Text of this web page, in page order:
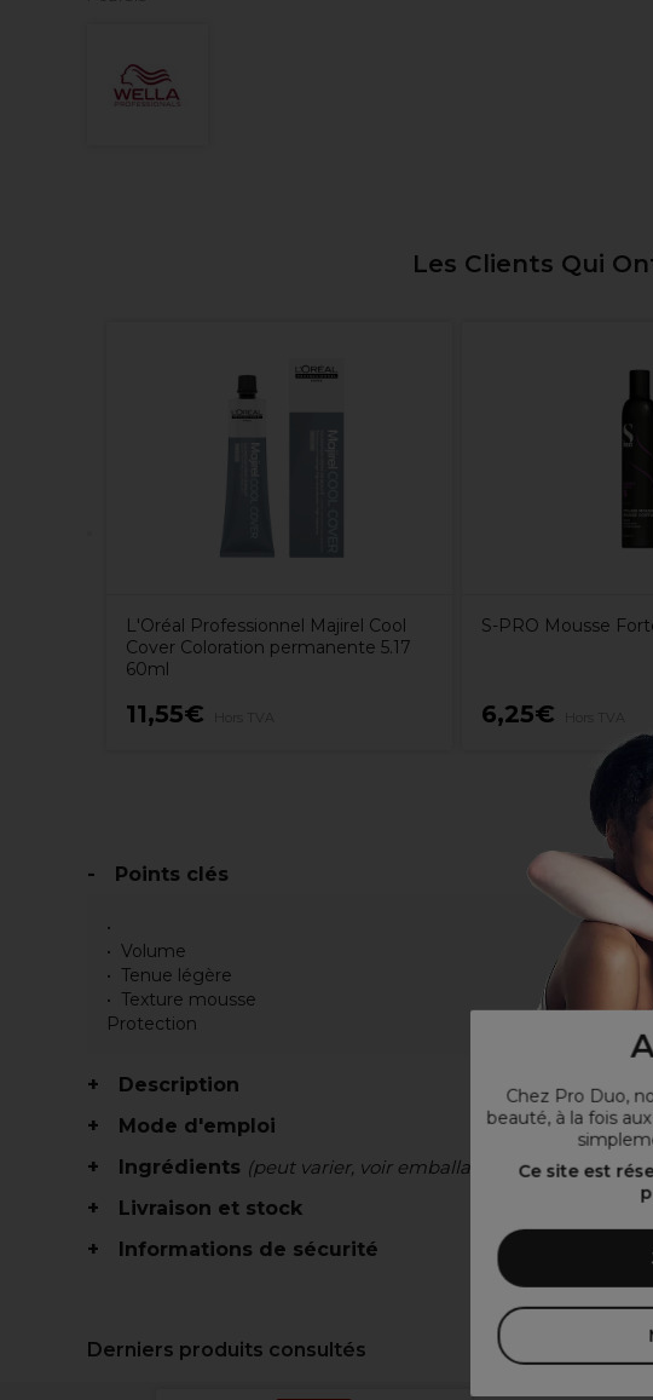
Chez Pro Duo,
beauté, à la fois
Ce site est
Les Clients Qui
L'Oréal Professionnel Majirel Cool
Cover Coloration permanente 5.17
60ml
11,55€
S-PRO Mousse
6,25€
Points clés
Volume
Tenue légère
Texture mousse
Protection
Description
Mode d'emploi
Ingrédients (peut varier, voir emballage)
Livraison et stock
Informations de sécurité
Derniers produits consultés